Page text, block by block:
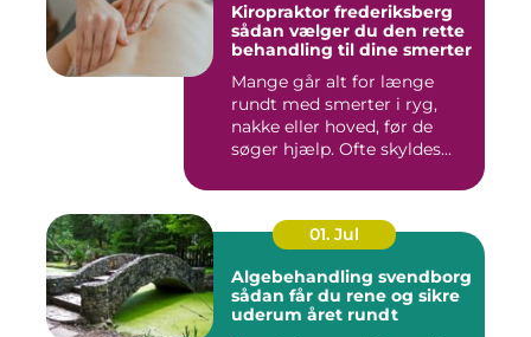
Kiropraktor frederiksberg
sådan vælger du den rette
behandling til dine smerter
Mange går alt for længe
rundt med smerter i ryg,
nakke eller hoved, før de
søger hjælp. Ofte skyldes...
01. Jul
Algebehandling svendborg
sådan får du rene og sikre
uderum året rundt